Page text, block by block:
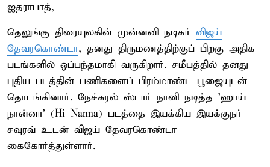
ஐதராபாத்,
தெலுங்கு திரையுலகின் முன்னனி நடிகர் விஜய்
தேவரகொண்டா, தனது திருமணத்திற்குப் பிறகு அதிக
படங்களில் ஒப்பந்தமாகி வருகிறார். சமீபத்தில் தனது
புதிய படத்தின் பணிகளைப் பிரம்மாண்ட பூஜையுடன்
தொடங்கினார். நேச்சுரல் ஸ்டார் நானி நடித்த 'ஹாய்
நான்னா' (Hi Nanna) படத்தை இயக்கிய இயக்குநர்
சவுரவ் உடன் விஜய் தேவரகொண்டா
கைகோர்த்துள்ளார்.